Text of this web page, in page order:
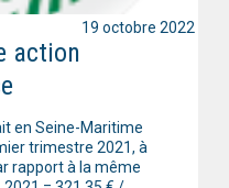
action
en Seine-Maritime
trimestre 2021, à
rapport à la même
19 octobre 2022